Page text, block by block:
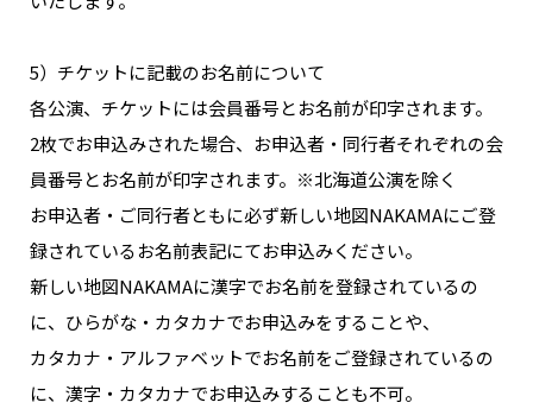
5）チケットに記載のお名前について
各公演、チケットには会員番号とお名前が印字されます。
2枚でお申込みされた場合、お申込者・同行者それぞれの会
員番号とお名前が印字されます。※北海道公演を除く
お申込者・ご同行者ともに必ず新しい地図NAKAMAにご登
録されているお名前表記にてお申込みください。
新しい地図NAKAMAに漢字でお名前を登録されているの
に、ひらがな・カタカナでお申込みをすることや、
カタカナ・アルファベットでお名前をご登録されているの
に、漢字・カタカナでお申込みすることも不可。